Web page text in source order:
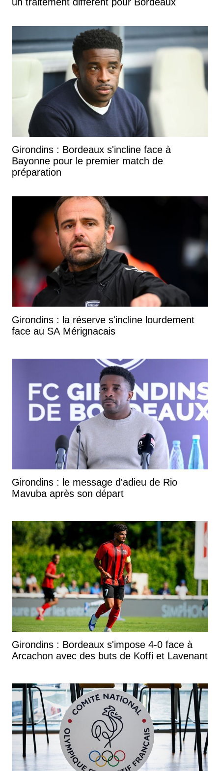
Girondins : Bordeaux s'incline face à
Bayonne pour le premier match de
préparation
Girondins : la réserve s'incline lourdement
face au SA Mérignacais
Girondins : le message d'adieu de Rio
Mavuba après son départ
Girondins : Bordeaux s'impose 4-0 face à
Arcachon avec des buts de Koffi et Lavenant